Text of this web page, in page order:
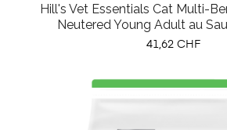
Hill's Vet Essentials Cat Multi-
Neutered Young Adult au
Prix
41,62 CHF